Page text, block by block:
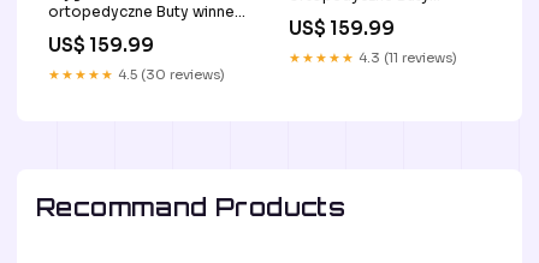
ortopedyczne Buty winner
boots
US$ 159.99
★★★★★ 4.5 (30 reviews)
US$ 159.99
★★★★★ 4.3 (11 reviews)
Recommand Products